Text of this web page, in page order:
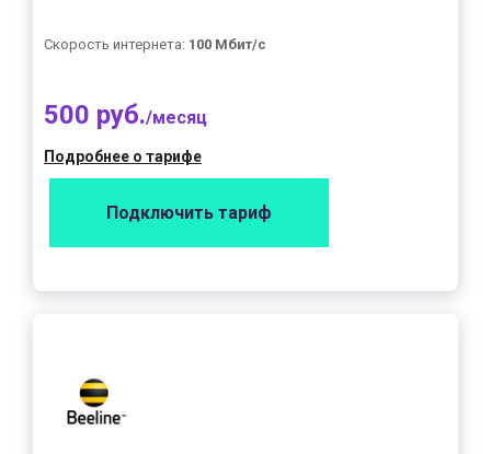
Скорость интернета: 100 Мбит/с
500 руб./месяц
Подробнее о тарифе
Подключить тариф